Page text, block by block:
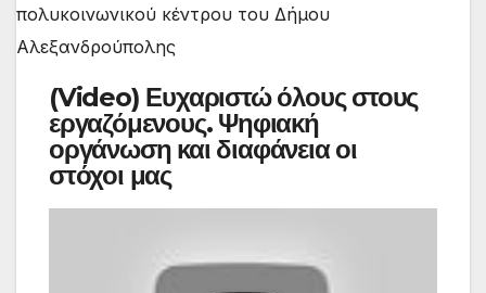
(Video) Ευχαριστώ όλους στους
εργαζόμενους. Ψηφιακή
οργάνωση και διαφάνεια οι
στόχοι μας